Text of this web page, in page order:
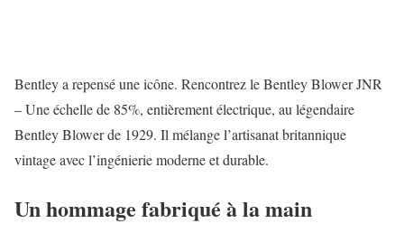
Bentley a repensé une icône. Rencontrez le Bentley Blower JNR
– Une échelle de 85%, entièrement électrique, au légendaire
Bentley Blower de 1929. Il mélange l’artisanat britannique
vintage avec l’ingénierie moderne et durable.
Un hommage fabriqué à la main